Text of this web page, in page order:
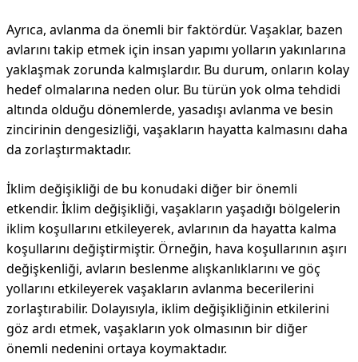
Ayrıca, avlanma da önemli bir faktördür. Vaşaklar, bazen
avlarını takip etmek için insan yapımı yolların yakınlarına
yaklaşmak zorunda kalmışlardır. Bu durum, onların kolay
hedef olmalarına neden olur. Bu türün yok olma tehdidi
altında olduğu dönemlerde, yasadışı avlanma ve besin
zincirinin dengesizliği, vaşakların hayatta kalmasını daha
da zorlaştırmaktadır.
İklim değişikliği de bu konudaki diğer bir önemli
etkendir. İklim değişikliği, vaşakların yaşadığı bölgelerin
iklim koşullarını etkileyerek, avlarının da hayatta kalma
koşullarını değiştirmiştir. Örneğin, hava koşullarının aşırı
değişkenliği, avların beslenme alışkanlıklarını ve göç
yollarını etkileyerek vaşakların avlanma becerilerini
zorlaştırabilir. Dolayısıyla, iklim değişikliğinin etkilerini
göz ardı etmek, vaşakların yok olmasının bir diğer
önemli nedenini ortaya koymaktadır.